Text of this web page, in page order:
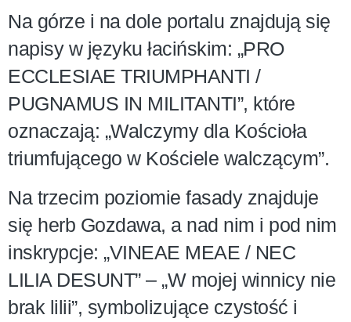
Na górze i na dole portalu znajdują się
napisy w języku łacińskim: „PRO
ECCLESIAE TRIUMPHANTI /
PUGNAMUS IN MILITANTI”, które
oznaczają: „Walczymy dla Kościoła
triumfującego w Kościele walczącym”.
Na trzecim poziomie fasady znajduje
się herb Gozdawa, a nad nim i pod nim
inskrypcje: „VINEAE MEAE / NEC
LILIA DESUNT” – „W mojej winnicy nie
brak lilii”, symbolizujące czystość i